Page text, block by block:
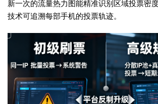
新一次的流量热力图能精准识别区域投票密
技术可追溯每部手机的投票轨迹。